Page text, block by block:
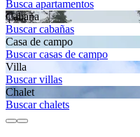
Busca apartamentos
Cabaña
Buscar cabañas
Casa de campo
Buscar casas de campo
Villa
Buscar villas
Chalet
Buscar chalets